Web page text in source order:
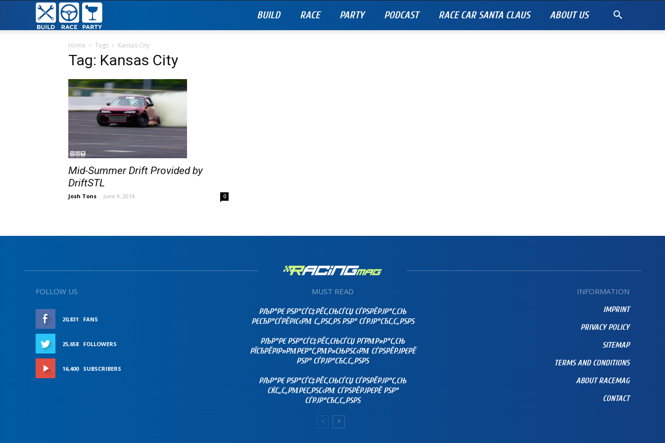
Race
BUILD RACE PARTY PODCAST RACE CAR SANTA CLAUS ABOUT US
Home Tags Kansas City
Tag: Kansas City
Mid-Summer Drift Provided by
DriftSTL
Josh Tons - June 9, 2014 0
FOLLOW US
20,831 FANS
25,658 FOLLOWERS
16,400 SUBSCRIBERS
MUST READ
РЉР°РЄ РЅР°СЃС‡РЁС‚СЊСЃСЏ СЃРЅРЁРЈР°С‚СЊ
РЄСЂР°СЃРЁРІС‹РΜ С„РЅС‚РЅ РЅР° СЃРЈР°СЂС‚С„РЅРЅ
РЉР°РЄ РЅР°СЃС‡РЁС‚СЊСЃСЏ РҐРΜР»Р°С‚СЊ
РЇСЂРЁРІР»РΜРЄР°С‚РΜР»СЊРЅС‹РΜ СЃРЅРЁРЈРЄРЁ
РЅР° СЃРЈР°СЂС‚С„РЅРЅ
РЉР°РЄ РЅР°СЃС‡РЁС‚СЊСЃСЏ СЃРЅРЁРЈР°С‚СЊ
СЌС„С„РΜРЄС‚РЅС‹РΜ СЃРЅРЁРЈРЄРЁ РЅР°
СЃРЈР°СЂС‚С„РЅРЅ
INFORMATION
IMPRINT
PRIVACY POLICY
SITEMAP
TERMS AND CONDITIONS
ABOUT RACEMAG
CONTACT